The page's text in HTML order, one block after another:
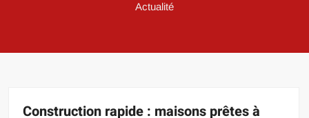
Actualité
Construction rapide : maisons prêtes à